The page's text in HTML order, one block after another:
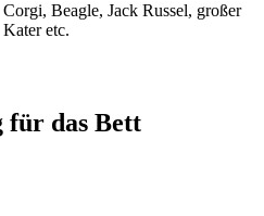
Corgi, Beagle, Jack Russel, großer
Kater etc.
für das Bett